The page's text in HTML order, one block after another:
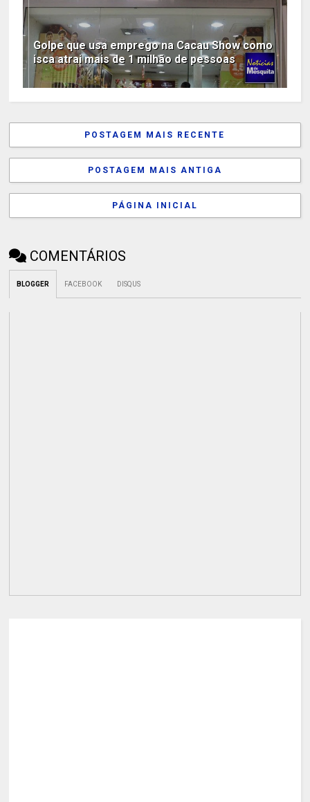
Golpe que usa emprego na Cacau Show como
isca atrai mais de 1 milhão de pessoas
POSTAGEM MAIS RECENTE
POSTAGEM MAIS ANTIGA
PÁGINA INICIAL
COMENTÁRIOS
BLOGGER FACEBOOK DISQUS